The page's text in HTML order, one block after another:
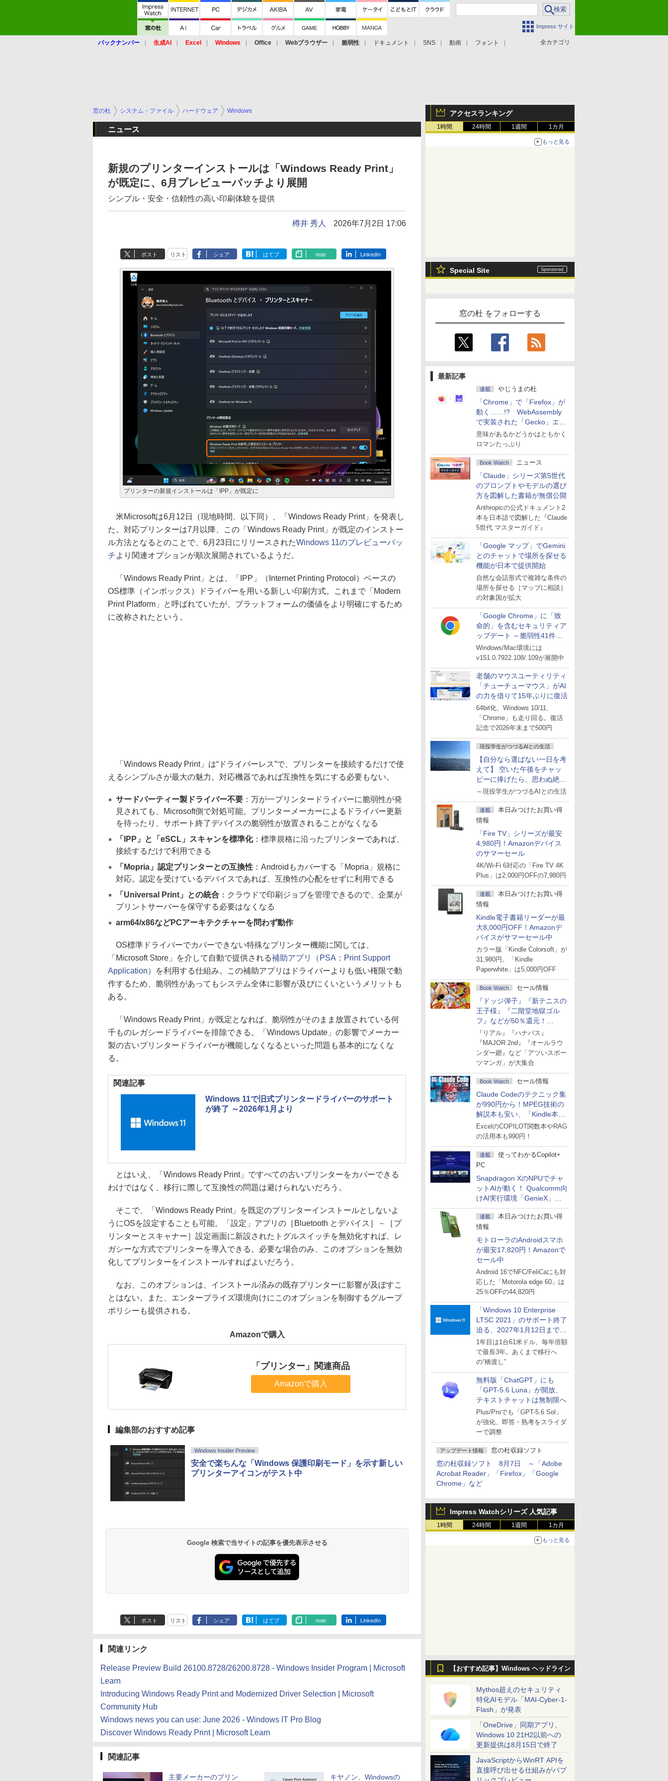
Impress サイト
全カテゴリ
バックナンバー 生成AI Excel Windows Office Webブラウザー 脆弱性 ドキュメント SNS 動画 フォント
アクセスランキング
1時間 24時間 1週間 1カ月
もっと見る
Special Site
窓の杜 をフォローする
最新記事
連載 やじうまの杜
「Chrome」で「Firefox」が
動く……!? WebAssembly
で実装された「Gecko」エン
ジン
意味があるかどうかはともかく
ロマンたっぷり
Book Watch ニュース
「Claude」シリーズ第5世代
のプロンプトやモデルの選び
方を図解した書籍が無償公開
Anthropicの公式ドキュメント2
本を日本語で図解した『Claude
5世代 マスターガイド』
「Google マップ」でGemini
とのチャットで場所を探せる
機能が日本で提供開始
自然な会話形式で複雑な条件の
場所を探せる［マップに相談］
の対象国が拡大
「Google Chrome」に「致
命的」を含むセキュリティア
ップデート ～脆弱性41件に
対処
Windows/Mac環境には
v151.0.7922.108/.109が展開中
老舗のマウスユーティリティ
「チューチューマウス」がAI
の力を借りて15年ぶりに復活
64bit化、Windows 10/11、
「Chrome」も走り回る。復活
記念で2026年末まで500円
現役学生がつづるAIとの生活
【自分なら選ばない一日を考
えて】 空いた午後をチャッ
ピーに捧げたら、思わぬ絶景
に出会った話
～現役学生がつづるAIとの生活
連載
本日みつけたお買い得
情報
「Fire TV」シリーズが最安
4,980円！Amazonデバイス
のサマーセール
4K/Wi-Fi 6対応の「Fire TV 4K
Plus」は2,000円OFFの7,980円
連載
本日みつけたお買い得
情報
Kindle電子書籍リーダーが最
大8,000円OFF！Amazonデ
バイスがサマーセール中
カラー版「Kindle Colorsoft」が
31,980円。「Kindle
Paperwhite」は5,000円OFF
Book Watch セール情報
『ドッジ弾子』『新テニスの
王子様』『二階堂地獄ゴル
フ』などが50％還元！
Amazonマンガ週末セール
『リアル』『ハナバス』
『MAJOR 2nd』『オールラウ
ンダー廻』など「アツいスポー
ツマンガ」が大集合
Book Watch セール情報
Claude Codeのテクニック集
が990円から！MPEG技術の
解説本も安い、「Kindle本サ
マーセール」第2弾開始！
ExcelのCOPILOT関数本やRAG
の活用本も990円！
連載
使ってわかるCopilot+
PC
Snapdragon XのNPUでチャ
ットAIが動く！ Qualcomm向
けAI実行環境「GenieX」を
試してみた
連載
本日みつけたお買い得
情報
モトローラのAndroidスマホ
が最安17,820円！Amazonで
セール中
Android 16でNFC/FeliCaにも対
応した「Motorola edge 60」は
25％OFFの44,820円
「Windows 10 Enterprise
LTSC 2021」のサポート終了
迫る、2027年1月12日まで
～ESUは9月1日から販売
1年目は1台61米ドル、毎年倍額
で最長3年。あくまで移行へ
の“橋渡し”
無料版「ChatGPT」にも
「GPT-5.6 Luna」が開放、
テキストチャットは無制限へ
Plus/Proでも「GPT-5.6 Sol」
が強化、即答・熟考をスライダ
ーで調整
アップデート情報 窓の杜収録ソフト
窓の杜収録ソフト 8月7日 ～「Adobe
Acrobat Reader」「Firefox」「Google
Chrome」など
Impress Watchシリーズ 人気記事
1時間 24時間 1週間 1カ月
もっと見る
【おすすめ記事】Windows ヘッドライン
Mythos超えのセキュリティ
特化AIモデル「MAI-Cyber-1-
Flash」が発表
「OneDrive」同期アプリ、
Windows 10 21H2以前への
更新提供は8月15日で終了
JavaScriptからWinRT APIを
直接呼び出せる仕組みがパブ
窓の杜 システム・ファイル ハードウェア Windows
ニュース
新規のプリンターインストールは「Windows Ready Print」
が既定に、6月プレビューパッチより展開
シンプル・安全・信頼性の高い印刷体験を提供
樽井 秀人 2026年7月2日 17:06
ポスト リスト シェア はてブ note LinkedIn
プリンターの新規インストールは「IPP」が既定に
米Microsoftは6月12日（現地時間、以下同）、「Windows Ready Print」を発表し
た。対応プリンターは7月以降、この「Windows Ready Print」が既定のインストー
ル方法となるとのことで、6月23日にリリースされたWindows 11のプレビューパッ
チより関連オプションが順次展開されているようだ。
「Windows Ready Print」とは、「IPP」（Internet Printing Protocol）ベースの
OS標準（インボックス）ドライバーを用いる新しい印刷方式。これまで「Modern
Print Platform」と呼ばれていたが、プラットフォームの価値をより明確にするため
に改称されたという。
「Windows Ready Print」は“ドライバーレス”で、プリンターを接続するだけで使
えるシンプルさが最大の魅力。対応機器であれば互換性を気にする必要もない。
サードパーティー製ドライバー不要 ：万が一プリンタードライバーに脆弱性が発
見されても、Microsoft側で対処可能。プリンターメーカーによるドライバー更新
を待ったり、サポート終了デバイスの脆弱性が放置されることがなくなる
「IPP」と「eSCL」スキャンを標準化：標準規格に沿ったプリンターであれば、
接続するだけで利用できる
「Mopria」認定プリンターとの互換性 ：Androidもカバーする「Mopria」規格に
対応。認定を受けているデバイスであれば、互換性の心配をせずに利用できる
「Universal Print」との統合 ：クラウドで印刷ジョブを管理できるので、企業が
プリントサーバーを保守する必要はなくなる
arm64/x86などPCアーキテクチャーを問わず動作
OS標準ドライバーでカバーできない特殊なプリンター機能に関しては、
「Microsoft Store」を介して自動で提供される補助アプリ（PSA：Print Support
Application）
を利用する仕組み。この補助アプリはドライバーよりも低い権限で動
作するため、脆弱性があってもシステム全体に影響が及びにくいというメリットも
ある。
「Windows Ready Print」が既定となれば、脆弱性がそのまま放置されている何
千ものレガシードライバーを排除できる。「Windows Update」の影響でメーカー
製の古いプリンタードライバーが機能しなくなるといった問題も基本的になくな
る。
関連記事
Windows 11で旧式プリンタードライバーのサポート
が終了 ～2026年1月より
とはいえ、「Windows Ready Print」ですべての古いプリンターをカバーできる
わけではなく、移行に際して互換性の問題は避けられないだろう。
そこで、「Windows Ready Print」を既定のプリンターインストールとしないよ
うにOSを設定することも可能。「設定」アプリの［Bluetooth とデバイス］－［プ
リンターとスキャナー］設定画面に新設されたトグルスイッチを無効化すれば、レ
ガシーな方式でプリンターを導入できる。必要な場合のみ、このオプションを無効
化してプリンターをインストールすればよいだろう。
なお、このオプションは、インストール済みの既存プリンターに影響が及ぼすこ
とはない。また、エンタープライズ環境向けにこのオプションを制御するグループ
ポリシーも提供される。
Amazonで購入
「プリンター」関連商品
Amazonで購入
編集部のおすすめ記事
Windows Insider Preview
安全で楽ちんな「Windows 保護印刷モード」を示す新しい
プリンターアイコンがテスト中
Google 検索で当サイトの記事を優先表示させる
ポスト リスト シェア はてブ note LinkedIn
関連リンク
Release Preview Build 26100.8728/26200.8728 - Windows Insider Program | Microsoft
Learn
Introducing Windows Ready Print and Modernized Driver Selection | Microsoft
Community Hub
Windows news you can use: June 2026 - Windows IT Pro Blog
Discover Windows Ready Print | Microsoft Learn
関連記事
主要メーカーのプリン キヤノン、Windowsの